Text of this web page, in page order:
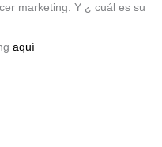
marketing. Y ¿ cuál es su
aquí